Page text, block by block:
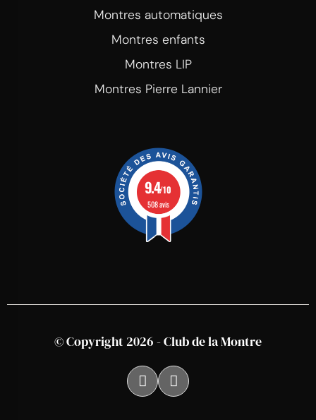
Montres automatiques
Montres enfants
Montres LIP
Montres Pierre Lannier
9.4/10
508 avis
© Copyright 2026 - Club de la Montre